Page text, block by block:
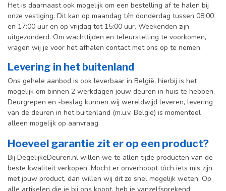
Het is daarnaast ook mogelijk om een bestelling af te halen bij
onze vestiging. Dit kan op maandag t/m donderdag tussen 08:00
en 17:00 uur en op vrijdag tot 15:00 uur. Weekenden zijn
uitgezonderd. Om wachttijden en teleurstelling te voorkomen,
vragen wij je voor het afhalen contact met ons op te nemen.
Levering in het buitenland
Ons gehele aanbod is ook leverbaar in België, hierbij is het
mogelijk om binnen 2 werkdagen jouw deuren in huis te hebben.
Deurgrepen en -beslag kunnen wij wereldwijd leveren, levering
van de deuren in het buitenland (m.u.v. België) is momenteel
alleen mogelijk op aanvraag.
Hoeveel garantie zit er op een product?
Bij DegelijkeDeuren.nl willen we te allen tijde producten van de
beste kwaliteit verkopen. Mocht er onverhoopt tóch iets mis zijn
met jouw product, dan willen wij dit zo snel mogelijk weten. Op
alle artikelen die je bij ons koopt, heb je vanzelfsprekend